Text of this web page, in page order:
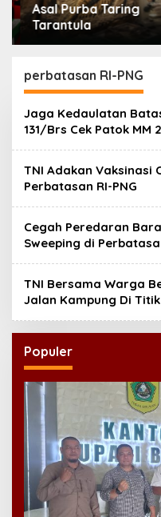
Asal Purba Taring
Tarantula
perbatasan RI-PNG
Jaga Kedaulatan
131/Brs Cek Patok MM
TNI Adakan Vaksinasi
Perbatasan RI-PNG
Cegah Peredaran
Sweeping di
TNI Bersama Warga
Jalan Kampung Di
Populer